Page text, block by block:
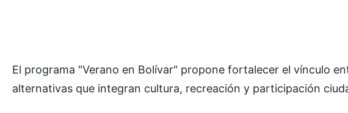
El programa "Verano en Bolívar" propone fortalecer el vínculo
alternativas que integran cultura, recreación y participación